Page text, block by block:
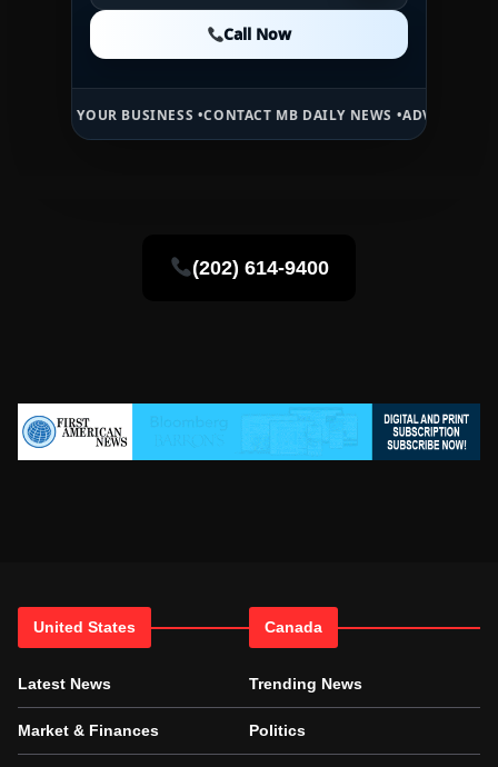
Call Now
Call Now
BUSINESS •CONTACT MB DAILY NEWS •ADVERTISE HERE •
(202) 614-9400
United States
Latest News
Market & Finances
Canada
Trending News
Politics